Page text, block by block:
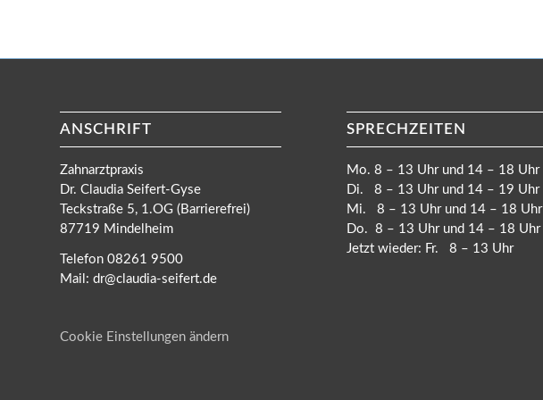
ANSCHRIFT
Zahnarztpraxis
Dr. Claudia Seifert-Gyse
Teckstraße 5, 1.OG (Barrierefrei)
87719 Mindelheim
Telefon 08261 9500
Mail: dr@claudia-seifert.de
Cookie Einstellungen ändern
SPRECHZEITEN
Mo. 8 – 13 Uhr und 14 – 18 Uhr
Di. 8 – 13 Uhr und 14 – 19 Uhr
Mi. 8 – 13 Uhr und 14 – 18 Uhr
Do. 8 – 13 Uhr und 14 – 18 Uhr
Jetzt wieder: Fr. 8 – 13 Uhr